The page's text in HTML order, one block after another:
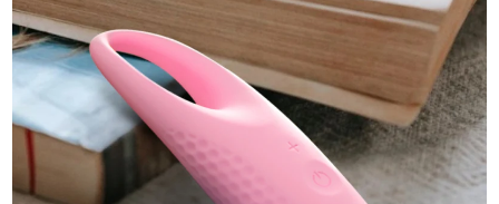
LUNA™ 4 Men
For men, anti-aging massage
LUNA™ 4 mini
For young skin, T-zone
BEAR™ 2 eyes & lips
Microcurrent line smoothing device
面部提拉護理
Premium anti-aging skincare
UFO™ 3 LED
Near-infrared and red light therapy
device
UFO™ 3 mini
Red light therapy device for young skin
issa™ 4 plus
Smart hybrid silicone sonic toothbrush
issa™ 4 smile
Hybrid silicone sonic toothbrush
FAQ™ 101
Clinical anti-aging
LED 護理
NEW
FAQ™ 201
LED mask
NEW
加拿大 預計送達日期8/14/26
智利 預計送達日期 8/14/26
中國 預計送達日期8/10/26
哥倫比亞 預計送達日期 8/14/26